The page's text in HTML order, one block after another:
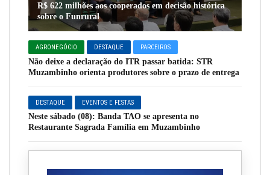
R$ 622 milhões aos cooperados em decisão histórica
sobre o Funrural
AGRONEGÓCIO DESTAQUE PARCEIROS
Não deixe a declaração do ITR passar batida: STR
Muzambinho orienta produtores sobre o prazo de entrega
DESTAQUE EVENTOS E FESTAS
Neste sábado (08): Banda TAO se apresenta no
Restaurante Sagrada Família em Muzambinho